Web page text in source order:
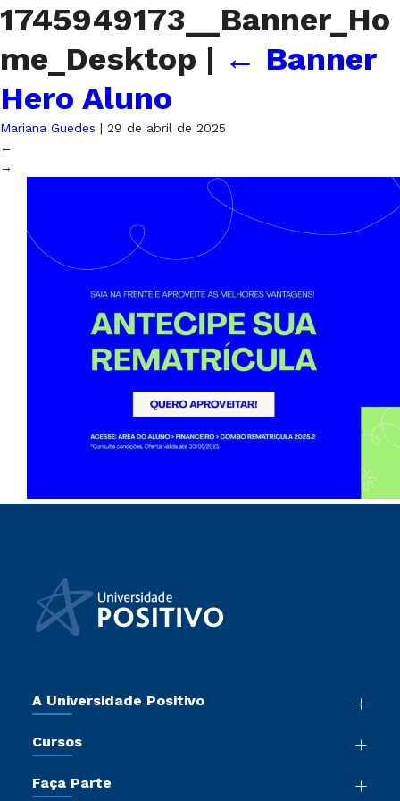
1745949173__Banner_Ho
me_Desktop | ← Banner
Hero Aluno
Mariana Guedes | 29 de abril de 2025
←
→
A Universidade Positivo
Sala de Imprensa
Cursos
Pós-Graduação
Faça Parte